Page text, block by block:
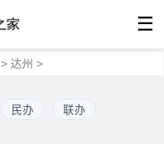
☰
> 达州 >
民办 联办